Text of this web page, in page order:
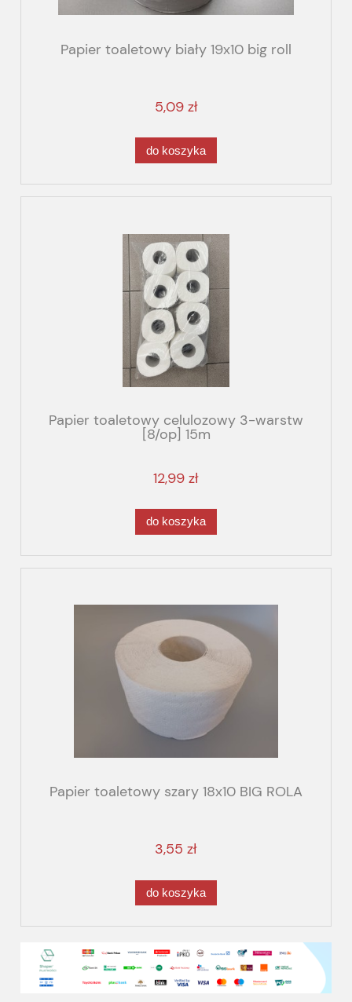
Papier toaletowy biały 19x10 big roll
5,09 zł
do koszyka
Papier toaletowy celulozowy 3-warstw
[8/op] 15m
12,99 zł
do koszyka
Papier toaletowy szary 18x10 BIG ROLA
3,55 zł
do koszyka